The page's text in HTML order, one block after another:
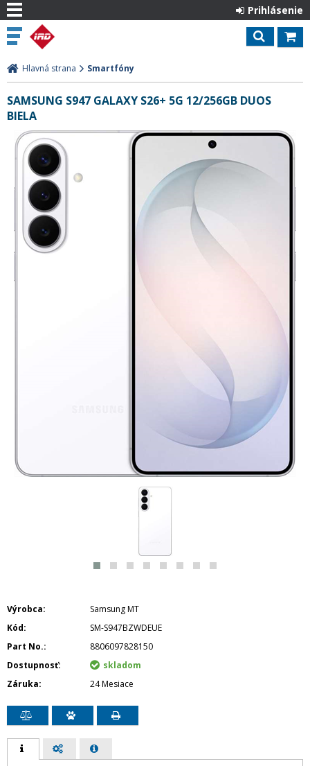
Prihlásenie
Hlavná strana Smartfóny
SAMSUNG S947 GALAXY S26+ 5G 12/256GB DUOS
BIELA
Výrobca
Samsung MT
Kód
SM-S947BZWDEUE
Part No.
8806097828150
Dostupnosť
skladom
Záruka
24 Mesiace